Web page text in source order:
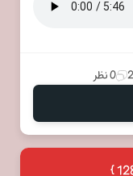
0 نظر